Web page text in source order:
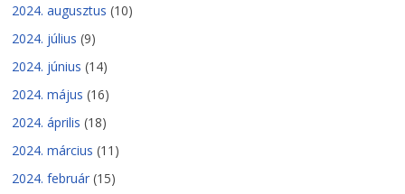
2024. augusztus (10)
2024. július (9)
2024. június (14)
2024. május (16)
2024. április (18)
2024. március (11)
2024. február (15)